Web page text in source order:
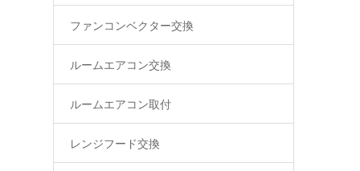
ファンコンベクター交換
ルームエアコン交換
ルームエアコン取付
レンジフード交換